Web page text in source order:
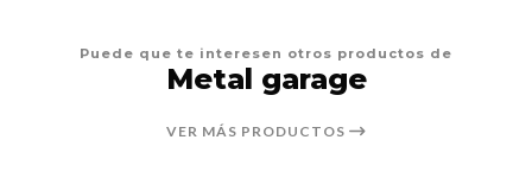
Puede que te interesen otros productos de
Metal garage
VER MÁS PRODUCTOS